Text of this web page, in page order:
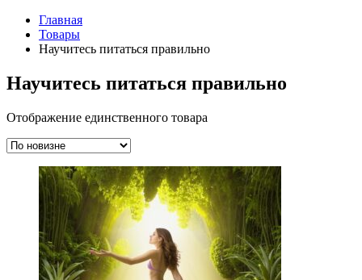
Главная
Товары
Научитесь питаться правильно
Научитесь питаться правильно
Отображение единственного товара